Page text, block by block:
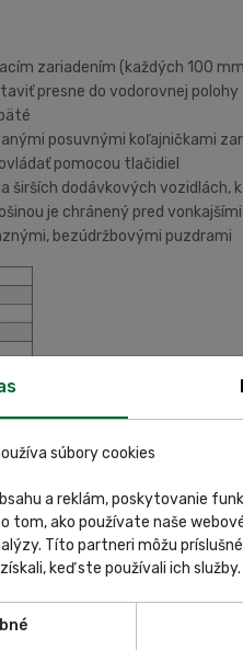
zariadením (každých 100
presne do vodorovnej polohy
posuvnými koľajničkami
pomocou tlačidiel
širších dodávkových vozidlách,
je chránený pred
bezúdržbovými puzdrami
súbory cookies
a reklám, poskytovanie
tom, ako používate naše
Títo partneri môžu
keď ste používali ich služby.